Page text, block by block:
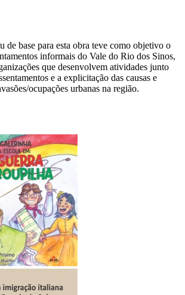
de base para esta obra teve como objetivo o
informais do Vale do Rio dos Sinos,
que desenvolvem atividades junto
e a explicitação das causas e
ocupações urbanas na região.